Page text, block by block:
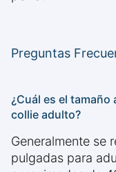
Preguntas
¿Cuál es el
collie adulto?
Generalmente se
pulgadas para